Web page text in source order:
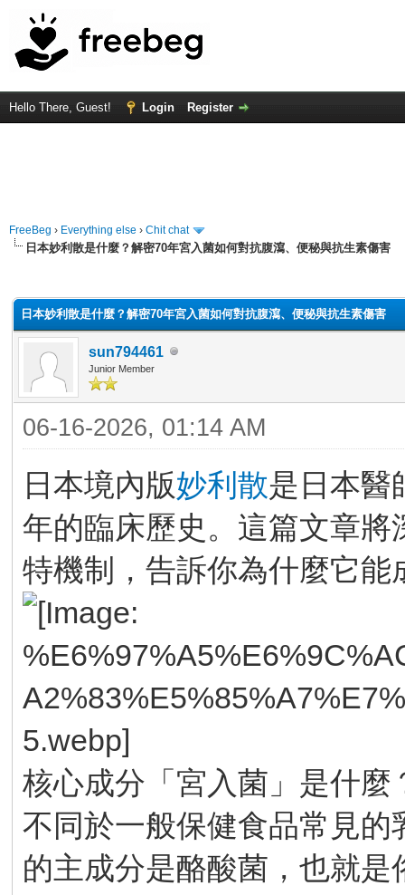
Hello There, Guest! Login Register
FreeBeg › Everything else › Chit chat
日本妙利散是什麼？解密70年宮入菌如何對抗腹瀉、便秘與抗生素傷害
日本妙利散是什麼？解密70年宮入菌如何對抗腹瀉、便秘與抗生素傷害
sun794461
Junior Member
06-16-2026, 01:14 AM
日本境內版妙利散是日本醫
年的臨床歷史。這篇文章
特機制，告訴你為什麼它
核心成分「宮入菌」是什麼
不同於一般保健食品常見
的主成分是酪酸菌，也就